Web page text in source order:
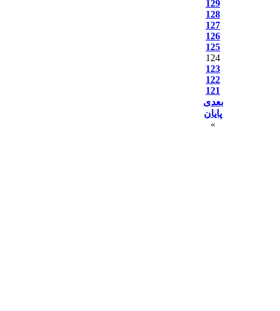
129
128
127
126
125
124
123
122
121
بعدی
پایان
»